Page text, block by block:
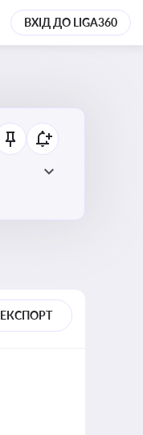
ВХІД ДО LIGA360
ЕКСПОРТ